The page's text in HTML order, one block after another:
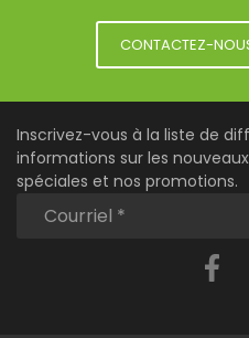
CONTACTEZ-
Inscrivez-vous à la liste de
informations sur les
spéciales et nos promotions.